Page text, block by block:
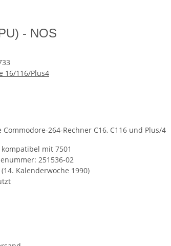
- NOS
16/116/Plus4
Commodore-264-Rechner C16, C116 und Plus/4
kompatibel mit 7501
251536-02
Kalenderwoche 1990)